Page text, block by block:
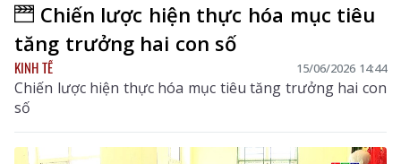
Chiến lược hiện thực hóa mục tiêu
tăng trưởng hai con số
KINH TẾ 15/06/2026 14:44
Chiến lược hiện thực hóa mục tiêu tăng trưởng hai con
số